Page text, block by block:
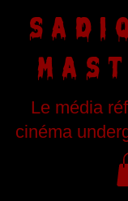
Le média
cinéma